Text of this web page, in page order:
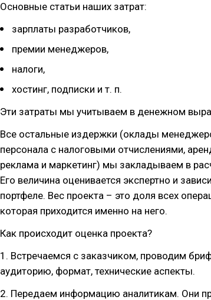
Основные статьи наших затрат:
зарплаты разработчиков,
премии менеджеров,
налоги,
хостинг, подписки и т. п.
Эти затраты мы учитываем в денежном
Все остальные издержки (оклады
персонала с налоговыми отчислениями,
реклама и маркетинг) мы закладываем в
Его величина оценивается экспертно и
портфеле. Вес проекта – это доля всех
которая приходится именно на него.
Как происходит оценка проекта?
1. Встречаемся с заказчиком, проводим
аудиторию, формат, технические аспекты.
2. Передаем информацию аналитикам. Они